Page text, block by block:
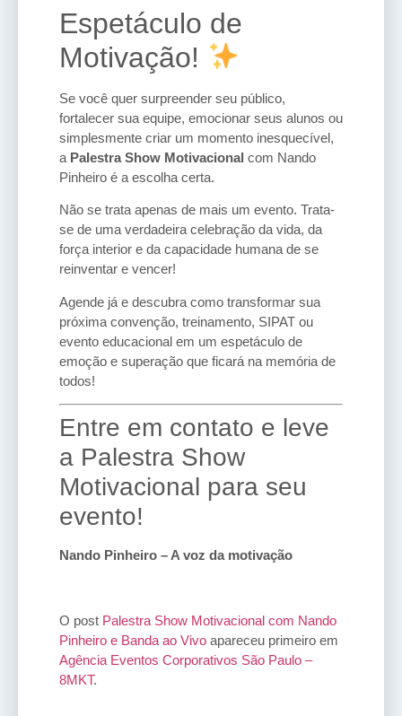
Espetáculo de
Motivação!
Se você quer surpreender seu público,
fortalecer sua equipe, emocionar seus alunos ou
simplesmente criar um momento inesquecível,
a Palestra Show Motivacional com Nando
Pinheiro é a escolha certa.
Não se trata apenas de mais um evento. Trata-
se de uma verdadeira celebração da vida, da
força interior e da capacidade humana de se
reinventar e vencer!
Agende já e descubra como transformar sua
próxima convenção, treinamento, SIPAT ou
evento educacional em um espetáculo de
emoção e superação que ficará na memória de
todos!
Entre em contato e leve
a Palestra Show
Motivacional para seu
evento!
Nando Pinheiro – A voz da motivação
O post Palestra Show Motivacional com Nando
Pinheiro e Banda ao Vivo apareceu primeiro em
Agência Eventos Corporativos São Paulo –
8MKT.